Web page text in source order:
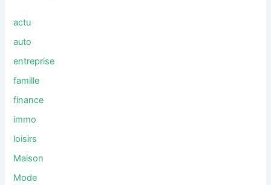
actu
auto
entreprise
famille
finance
immo
loisirs
Maison
Mode